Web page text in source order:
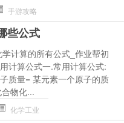
手游攻略
些公式
计算的所有公式_作业帮初
计算公式一.常用计算公式:
质量= 某元素一个原子的质
物化...
化学工业